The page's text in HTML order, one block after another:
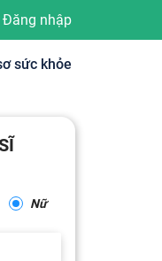
Đăng nhập
sức khỏe
Nữ